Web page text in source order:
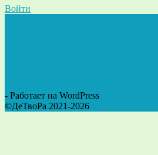
Войти
- Работает на WordPress
©ДеТвоРа 2021-2026